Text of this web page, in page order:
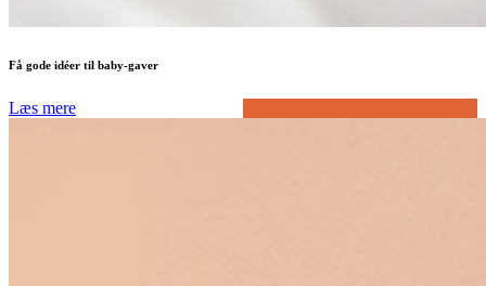
Få gode idéer til baby-gaver
Læs mere